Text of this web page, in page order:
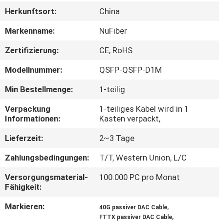
ÜBER
UNS
FABRIK-
AUSFLUG
QUALITÄTSKONTROLLE
TRETEN
SIE
MIT
UNS
IN
Herkunftsort:
China
Markenname:
NuFiber
Zertifizierung:
CE, RoHS
Modellnummer:
QSFP-QSFP-D1M
Min Bestellmenge:
1-teilig
Verpackung
Informationen:
1-teiliges Kabel wird in 1
Kasten verpackt,
Lieferzeit:
2~3 Tage
Zahlungsbedingungen:
T/T, Western Union, L/C
Versorgungsmaterial-
Fähigkeit:
100.000 PC pro Monat
Markieren: 40G passiver DAC Cable,
FTTX passiver DAC Cable,